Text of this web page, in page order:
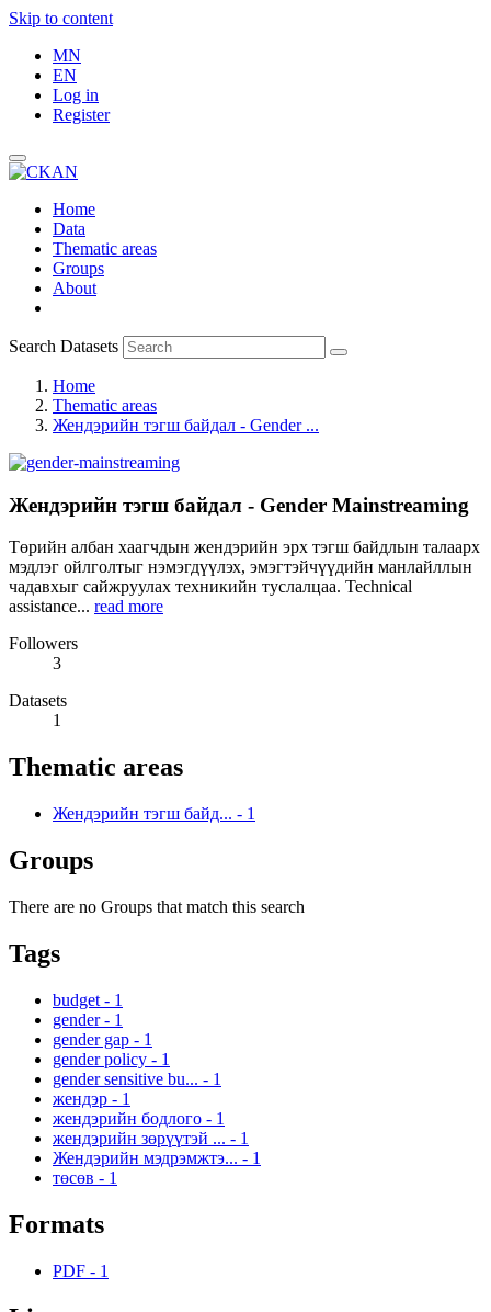
Skip to content
MN
EN
Log in
Register
Home
Data
Thematic areas
Groups
About
Search Datasets
Home
Thematic areas
Жендэрийн тэгш байдал - Gender ...
Жендэрийн тэгш байдал - Gender Mainstreaming
Төрийн албан хаагчдын жендэрийн эрх тэгш байдлын талаарх
мэдлэг ойлголтыг нэмэгдүүлэх, эмэгтэйчүүдийн манлайллын
чадавхыг сайжруулах техникийн туслалцаа. Technical
assistance... read more
Followers
3
Datasets
1
Thematic areas
Жендэрийн тэгш байд... - 1
Groups
There are no Groups that match this search
Tags
budget - 1
gender - 1
gender gap - 1
gender policy - 1
gender sensitive bu... - 1
жендэр - 1
жендэрийн бодлого - 1
жендэрийн зөрүүтэй ... - 1
Жендэрийн мэдрэмжтэ... - 1
төсөв - 1
Formats
PDF - 1